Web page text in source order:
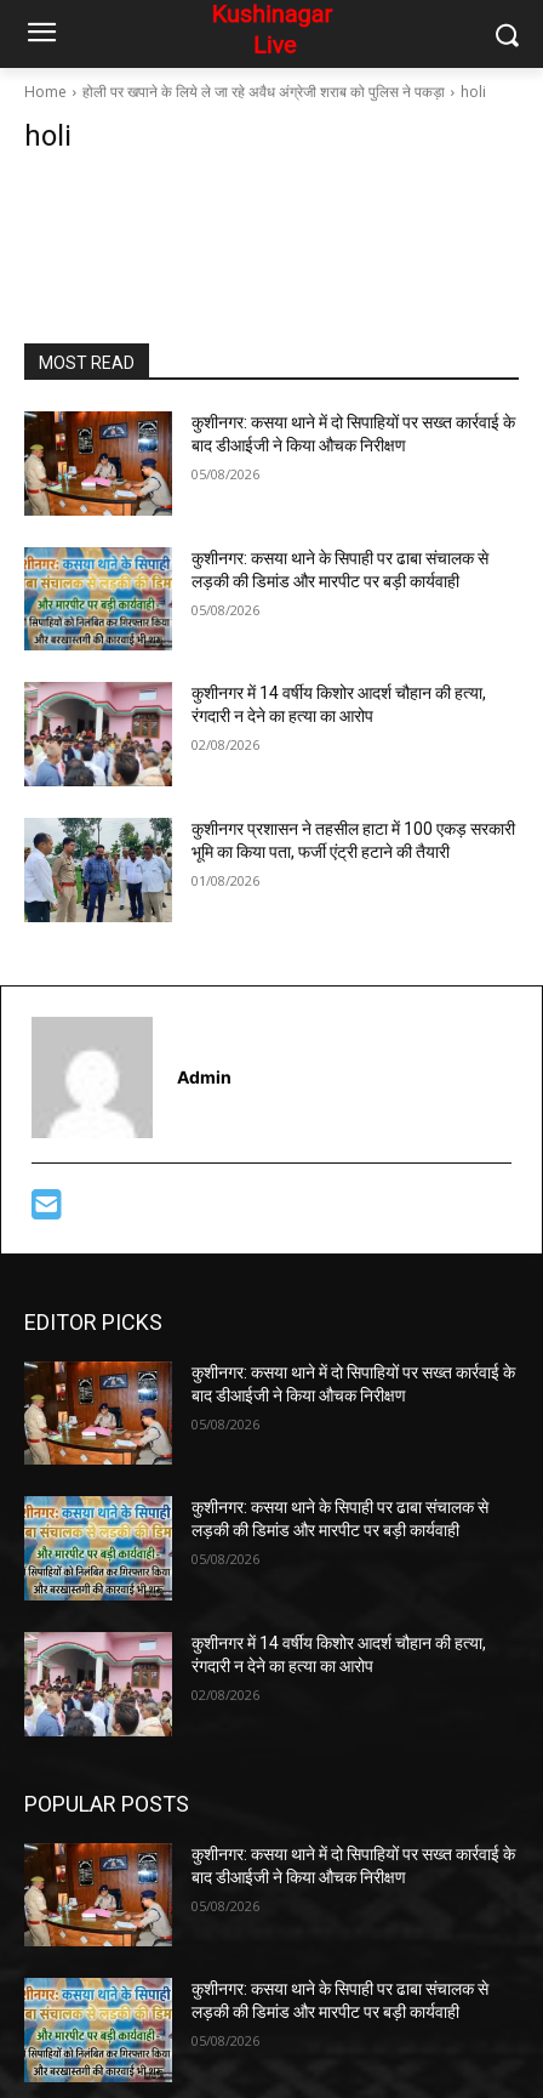
Home होली पर खपाने के लिये ले जा रहे अवैध अंग्रेजी शराब को पुलिस ने पकड़ा holi
holi
MOST READ
कुशीनगर: कसया थाने में दो सिपाहियों पर सख्त कार्रवाई के
बाद डीआईजी ने किया औचक निरीक्षण
05/08/2026
कुशीनगर: कसया थाने के सिपाही पर ढाबा संचालक से
लड़की की डिमांड और मारपीट पर बड़ी कार्यवाही
05/08/2026
कुशीनगर में 14 वर्षीय किशोर आदर्श चौहान की हत्या,
रंगदारी न देने का हत्या का आरोप
02/08/2026
कुशीनगर प्रशासन ने तहसील हाटा में 100 एकड़ सरकारी
भूमि का किया पता, फर्जी एंट्री हटाने की तैयारी
01/08/2026
Admin
EDITOR PICKS
कुशीनगर: कसया थाने में दो सिपाहियों पर सख्त कार्रवाई के
बाद डीआईजी ने किया औचक निरीक्षण
05/08/2026
कुशीनगर: कसया थाने के सिपाही पर ढाबा संचालक से
लड़की की डिमांड और मारपीट पर बड़ी कार्यवाही
05/08/2026
कुशीनगर में 14 वर्षीय किशोर आदर्श चौहान की हत्या,
रंगदारी न देने का हत्या का आरोप
02/08/2026
POPULAR POSTS
कुशीनगर: कसया थाने में दो सिपाहियों पर सख्त कार्रवाई के
बाद डीआईजी ने किया औचक निरीक्षण
05/08/2026
कुशीनगर: कसया थाने के सिपाही पर ढाबा संचालक से
लड़की की डिमांड और मारपीट पर बड़ी कार्यवाही
05/08/2026